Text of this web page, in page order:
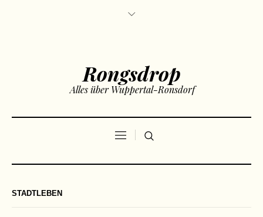
Rongsdrop
Alles über Wuppertal-Ronsdorf
STADTLEBEN